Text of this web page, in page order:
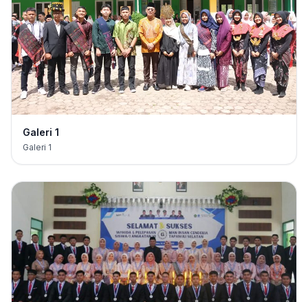
Galeri 1
Galeri 1